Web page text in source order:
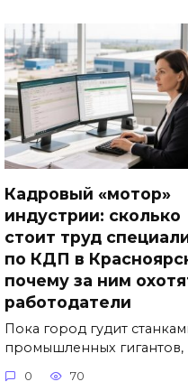
Кадровый «мотор»
индустрии: сколько
стоит труд
по КДП в
почему за ним
работодатели
Пока город гудит
промышленных гигантов,
0 70